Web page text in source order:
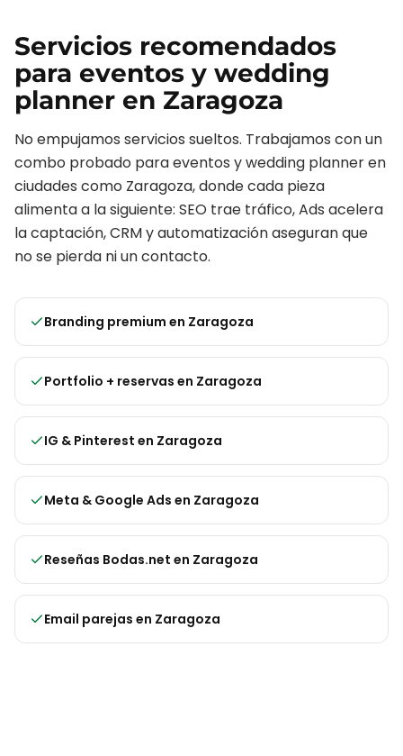
Servicios recomendados
para eventos y wedding
planner en Zaragoza
No empujamos servicios sueltos. Trabajamos con un
combo probado paraeventos y wedding planneren
ciudades como Zaragoza, donde cada pieza
alimenta a la siguiente: SEO trae tráfico, Ads acelera
la captación, CRM y automatización aseguran que
no se pierda ni un contacto.
Branding premium en Zaragoza
Portfolio + reservas en Zaragoza
IG & Pinterest en Zaragoza
Meta & Google Ads en Zaragoza
Reseñas Bodas.net en Zaragoza
Email parejas en Zaragoza